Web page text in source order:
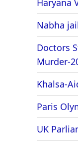
Nabha
Doctors
Murder-
Khalsa-
Paris
UK